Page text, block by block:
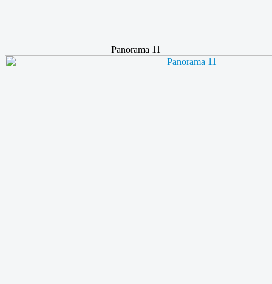
Panorama 11